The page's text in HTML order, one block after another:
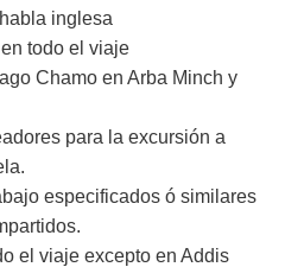
inglesa
todo el viaje
Chamo en Arba Minch y
para la excursión a
especificados ó similares
el viaje excepto en Addis